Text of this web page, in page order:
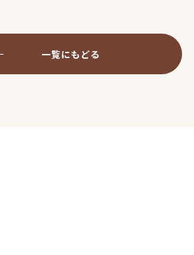
一覧にもどる